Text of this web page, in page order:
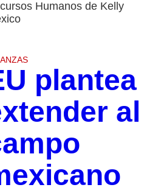
Humanos de Kelly
plantea
al